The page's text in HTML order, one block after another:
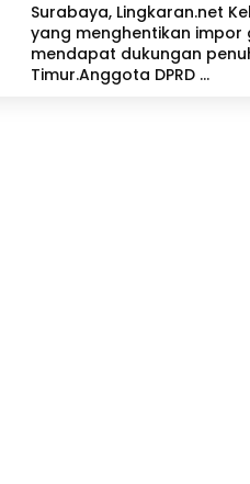
Surabaya, Lingkaran.net
yang menghentikan impor
mendapat dukungan
Timur.Anggota DPRD ...